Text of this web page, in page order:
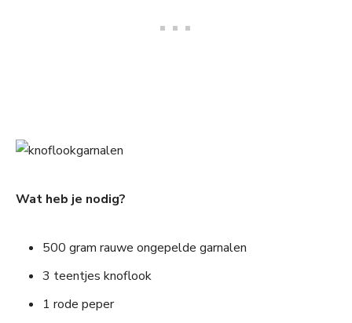
Wat heb je nodig?
500 gram rauwe ongepelde garnalen
3 teentjes knoflook
1 rode peper